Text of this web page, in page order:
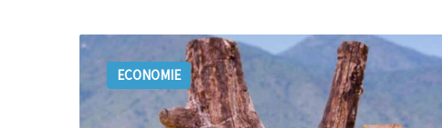
Turism
boom:
ECONOMIE